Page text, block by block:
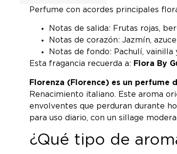
Perfume con acordes principales
Notas de salida: Frutas rojas,
Notas de corazón: Jazmín,
Notas de fondo: Pachulí, vainilla
Esta fragancia recuerda a: Flora By
Florenza (Florence) es un perfume
Renacimiento italiano. Este aroma
envolventes que perduran durante
para uso diario, con un sillage
¿Qué tipo de